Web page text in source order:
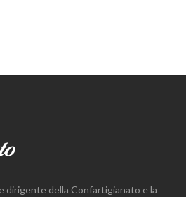
dirigente della Confartigianato e la